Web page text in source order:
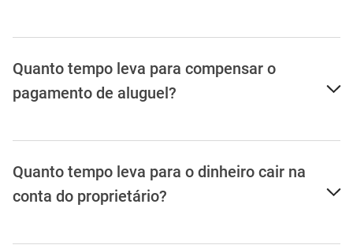
Quanto tempo leva para compensar o
pagamento de aluguel?
Quanto tempo leva para o dinheiro cair na
conta do proprietário?